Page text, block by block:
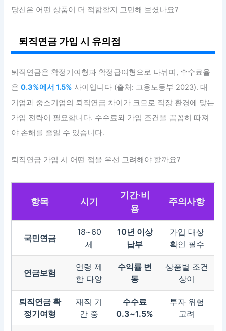
당신은 어떤 상품이 더 적합할지 고민해 보셨나요?
퇴직연금 가입 시 유의점
퇴직연금은 확정기여형과 확정급여형으로 나뉘며, 수수료율
은0.3%에서 1.5% 사이입니다 (출처: 고용노동부 2023). 대
기업과 중소기업의 퇴직연금 차이가 크므로 직장 환경에 맞는
가입 전략이 필요합니다. 수수료와 가입 조건을 꼼꼼히 따져
야 손해를 줄일 수 있습니다.
퇴직연금 가입 시 어떤 점을 우선 고려해야 할까요?
항목 시기
기간·비
용
주의사항
국민연금
18~60
세
10년 이상
납부
가입 대상
확인 필수
연금보험
연령 제
한 다양
수익률 변
동
상품별 조건
상이
퇴직연금 확
정기여형
재직 기
간 중
수수료
0.3~1.5%
투자 위험
고려